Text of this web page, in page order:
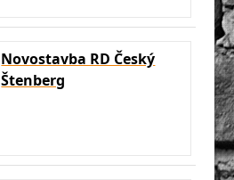
Novostavba RD Český
Štenberg